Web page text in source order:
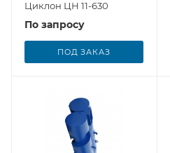
Циклон ЦН 11-630
По запросу
ПОД ЗАКАЗ